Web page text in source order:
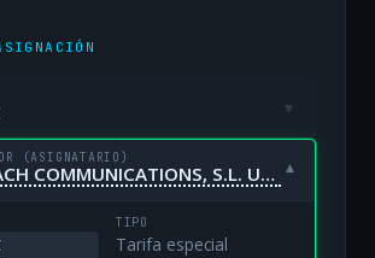
▾
(ASIGNATARIO)
ENREACH COMMUNICATIONS, S.L. UNIPERSONAL ▾
TIPO
Tarifa especial